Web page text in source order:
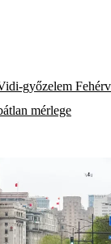
győzelem
mérlege